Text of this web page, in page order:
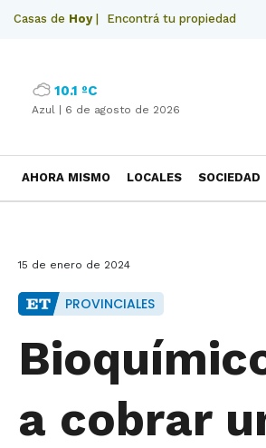
Casas de Hoy| Encontrá tu propiedad
10.1 ºC
Azul | 6 de agosto de 2026
AHORA MISMO LOCALES SOCIEDAD
15 de enero de 2024
PROVINCIALES
a cobrar